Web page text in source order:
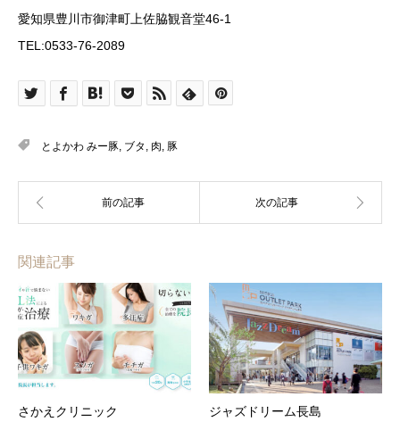
愛知県豊川市御津町上佐脇観音堂46-1
TEL:0533-76-2089
とよかわ みー豚 ブタ 肉 豚
関連記事
さかえクリニック ジャズドリーム長島